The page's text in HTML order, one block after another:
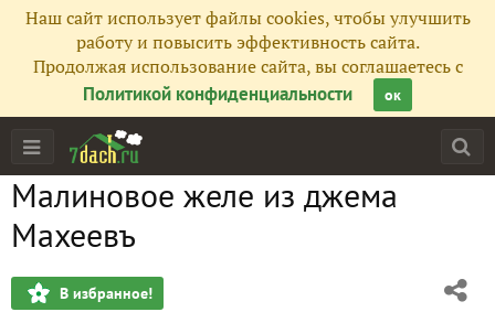
Наш сайт использует файлы cookies, чтобы улучшить
работу и повысить эффективность сайта.
Продолжая использование сайта, вы соглашаетесь с
Политикой конфиденциальности
ок
Малиновое желе из джема
Махеевъ
В избранное!